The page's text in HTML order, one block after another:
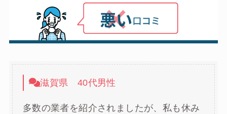
滋賀県 40代男性
多数の業者を紹介されましたが、私も休み